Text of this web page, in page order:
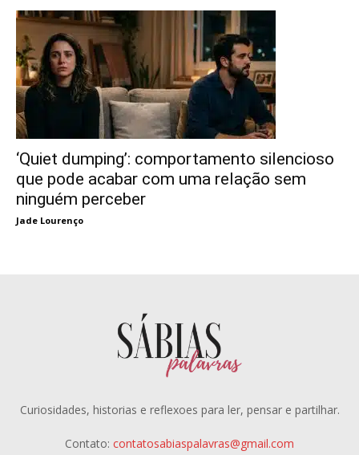
‘Quiet dumping’: comportamento silencioso
que pode acabar com uma relação sem
ninguém perceber
Jade Lourenço
Curiosidades, historias e reflexoes para ler, pensar e partilhar.
Contato: contatosabiaspalavras@gmail.com